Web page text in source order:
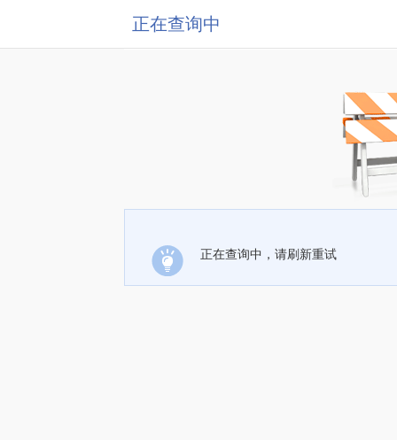
正在查询中
正在查询中，请刷新重试